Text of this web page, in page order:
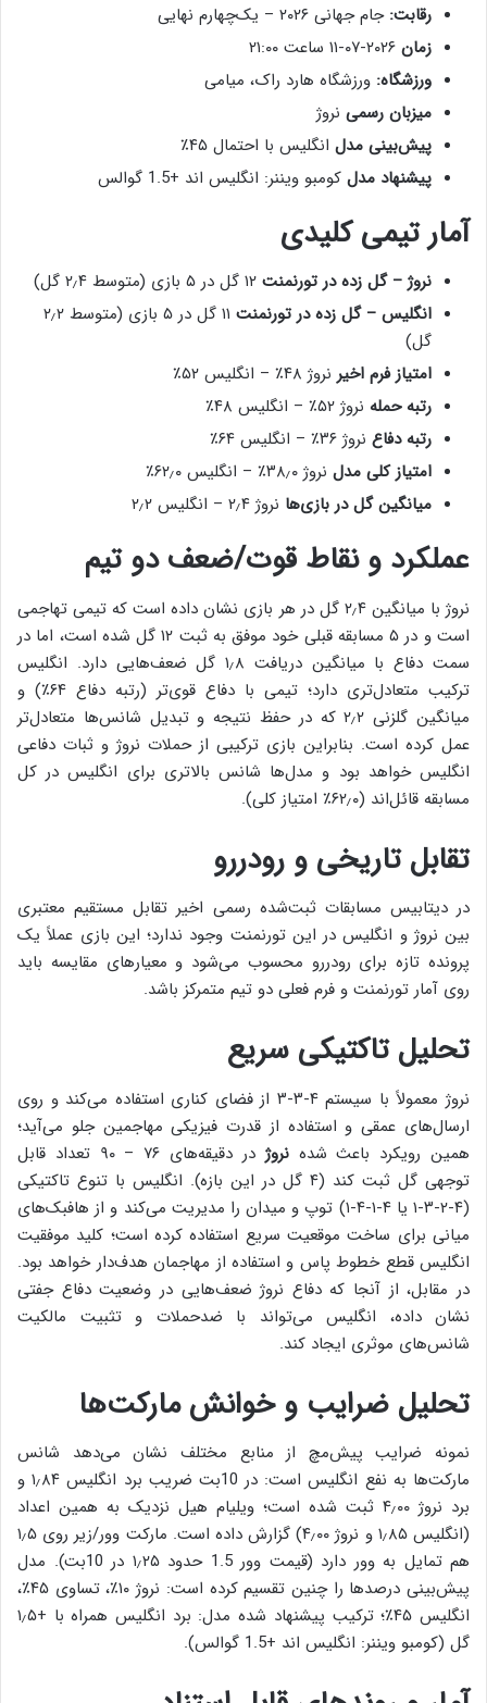
رقابت: جام جهانی ۲۰۲۶ – یک‌چهارم نهایی
زمان
ورزشگاه: ورزشگاه هارد راک، میامی
میزبان رسمی نروژ
پیش‌بینی مدل انگلیس با احتمال ۴۵٪
پیشنهاد مدل کومبو ویننر: انگلیس اند +1.5 گوالس
آمار تیمی کلیدی
نروژ – گل زده در تورنمنت
انگلیس – گل زده در تورنمنت
۱۱ گل در ۵ بازی (متوسط ۲٫۲
گل)
امتیاز فرم اخیر نروژ ۴۸٪ – انگلیس ۵۲٪
رتبه حمله نروژ ۵۲٪ – انگلیس ۴۸٪
رتبه دفاع نروژ ۳۶٪ – انگلیس ۶۴٪
امتیاز کلی مدل نروژ ۳۸٫۰٪ – انگلیس ۶۲٫۰٪
میانگین گل در بازی‌ها نروژ ۲٫۴ – انگلیس ۲٫۲
عملکرد و نقاط قوت/ضعف دو تیم
نروژ با میانگین ۲٫۴ گل در هر بازی نشان داده است که تیمی تهاجمی
است و در ۵ مسابقه قبلی خود موفق به ثبت ۱۲ گل شده است، اما در
سمت دفاع با میانگین دریافت ۱٫۸ گل ضعف‌هایی دارد. انگلیس
ترکیب متعادل‌تری دارد؛ تیمی با دفاع قوی‌تر (رتبه دفاع ۶۴٪) و
میانگین گلزنی ۲٫۲ که در حفظ نتیجه و تبدیل شانس‌ها متعادل‌تر
عمل کرده است. بنابراین بازی ترکیبی از حملات نروژ و ثبات دفاعی
انگلیس خواهد بود و مدل‌ها شانس بالاتری برای انگلیس در کل
مسابقه قائل‌اند (۶۲٫۰٪ امتیاز کلی).
تقابل تاریخی و رودررو
در دیتابیس مسابقات ثبت‌شده رسمی اخیر تقابل مستقیم معتبری
بین نروژ و انگلیس در این تورنمنت وجود ندارد؛ این بازی عملاً یک
پرونده تازه برای رودررو محسوب می‌شود و معیارهای مقایسه باید
روی آمار تورنمنت و فرم فعلی دو تیم متمرکز باشد.
تحلیل تاکتیکی سریع
نروژ معمولاً با سیستم ۴-۳-۳ از فضای کناری استفاده می‌کند و روی
ارسال‌های عمقی و استفاده از قدرت فیزیکی مهاجمین جلو می‌آید؛
همین رویکرد باعث شدهنروژ
در دقیقه‌های ۷۶ – ۹۰ تعداد قابل
توجهی گل ثبت کند (۴ گل در این بازه). انگلیس با تنوع تاکتیکی
(۴-۲-۳-۱ یا ۴-۱-۴-۱) توپ و میدان را مدیریت می‌کند و از هافبک‌های
میانی برای ساخت موقعیت سریع استفاده کرده است؛ کلید موفقیت
انگلیس قطع خطوط پاس و استفاده از مهاجمان هدف‌دار خواهد بود.
در مقابل، از آنجا که دفاع نروژ ضعف‌هایی در وضعیت دفاع جفتی
نشان داده، انگلیس می‌تواند با ضدحملات و تثبیت مالکیت
شانس‌های موثری ایجاد کند.
تحلیل ضرایب و خوانش مارکت‌ها
نمونه ضرایب پیش‌مچ از منابع مختلف نشان می‌دهد شانس
مارکت‌ها به نفع انگلیس است: در 10بت ضریب برد انگلیس ۱٫۸۴ و
برد نروژ ۴٫۰۰ ثبت شده است؛ ویلیام هیل نزدیک به همین اعداد
(انگلیس ۱٫۸۵ و نروژ ۴٫۰۰) گزارش داده است. مارکت وور/زیر روی ۱٫۵
هم تمایل به وور دارد (قیمت وور 1.5 حدود ۱٫۲۵ در 10بت). مدل
پیش‌بینی درصدها را چنین تقسیم کرده است: نروژ ۱۰٪، تساوی ۴۵٪،
انگلیس ۴۵٪؛ ترکیب پیشنهاد شده مدل: برد انگلیس همراه با +۱٫۵
گل (کومبو ویننر: انگلیس اند +1.5 گوالس).